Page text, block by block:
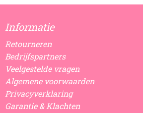
Informatie
Retourneren
Bedrijfspartners
Veelgestelde vragen
Algemene voorwaarden
Privacyverklaring
Garantie & Klachten